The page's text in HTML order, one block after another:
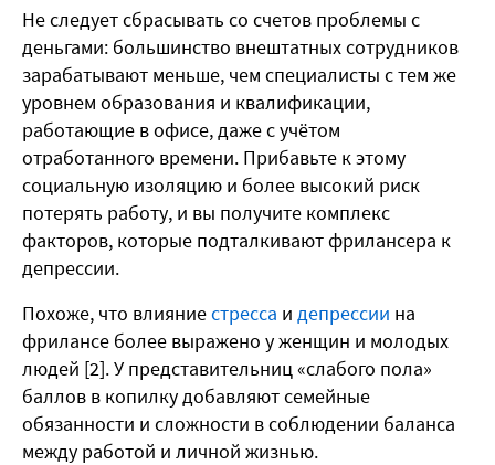
Не следует сбрасывать со счетов проблемы с
деньгами: большинство внештатных сотрудников
зарабатывают меньше, чем специалисты с тем же
уровнем образования и квалификации,
работающие в офисе, даже с учётом
отработанного времени. Прибавьте к этому
социальную изоляцию и более высокий риск
потерять работу, и вы получите комплекс
факторов, которые подталкивают фрилансера к
депрессии.
Похоже, что влияниестресса и депрессии на
фрилансе более выражено у женщин и молодых
людей [2]. У представительниц «слабого пола»
баллов в копилку добавляют семейные
обязанности и сложности в соблюдении баланса
между работой и личной жизнью.